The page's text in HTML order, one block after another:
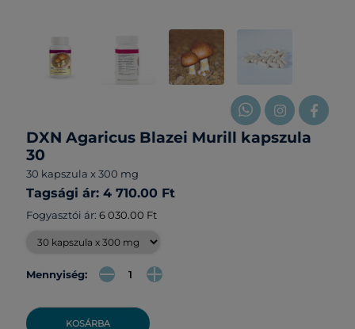
DXN Agaricus Blazei Murill kapszula
30
30 kapszula x 300 mg
Tagsági ár: 4 710.00 Ft
Fogyasztói ár: 6 030.00 Ft
Mennyiség:
KOSÁRBA